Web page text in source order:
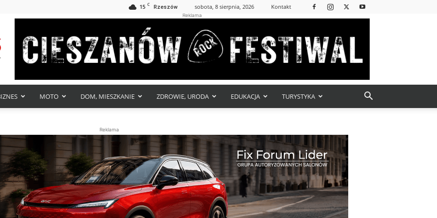
15 C Rzeszów sobota, 8 sierpnia, 2026 Kontakt
Reklama
MOTO DOM, MIESZKANIE ZDROWIE, URODA EDUKACJA TURYSTYKA
Reklama